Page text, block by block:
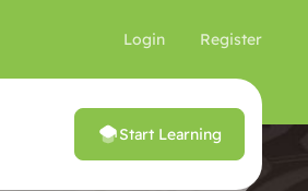
Login Register
Start Learning